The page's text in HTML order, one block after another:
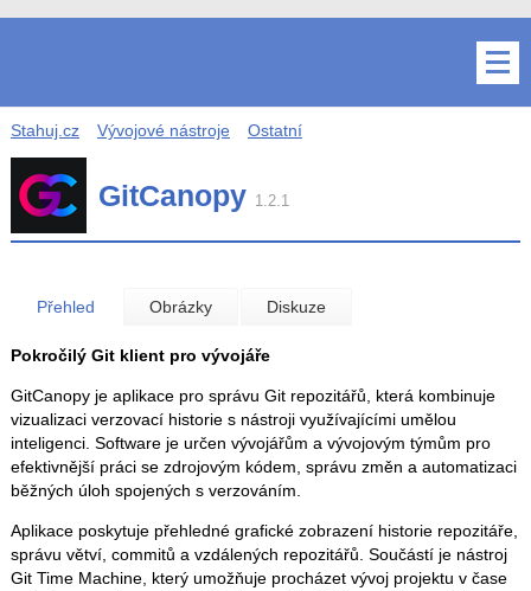
Stahuj.cz Vývojové nástroje Ostatní
GitCanopy 1.2.1
Přehled Obrázky Diskuze
Pokročilý Git klient pro vývojáře
GitCanopy je aplikace pro správu Git repozitářů, která kombinuje
vizualizaci verzovací historie s nástroji využívajícími umělou
inteligenci. Software je určen vývojářům a vývojovým týmům pro
efektivnější práci se zdrojovým kódem, správu změn a automatizaci
běžných úloh spojených s verzováním.
Aplikace poskytuje přehledné grafické zobrazení historie repozitáře,
správu větví, commitů a vzdálených repozitářů. Součástí je nástroj
Git Time Machine, který umožňuje procházet vývoj projektu v čase